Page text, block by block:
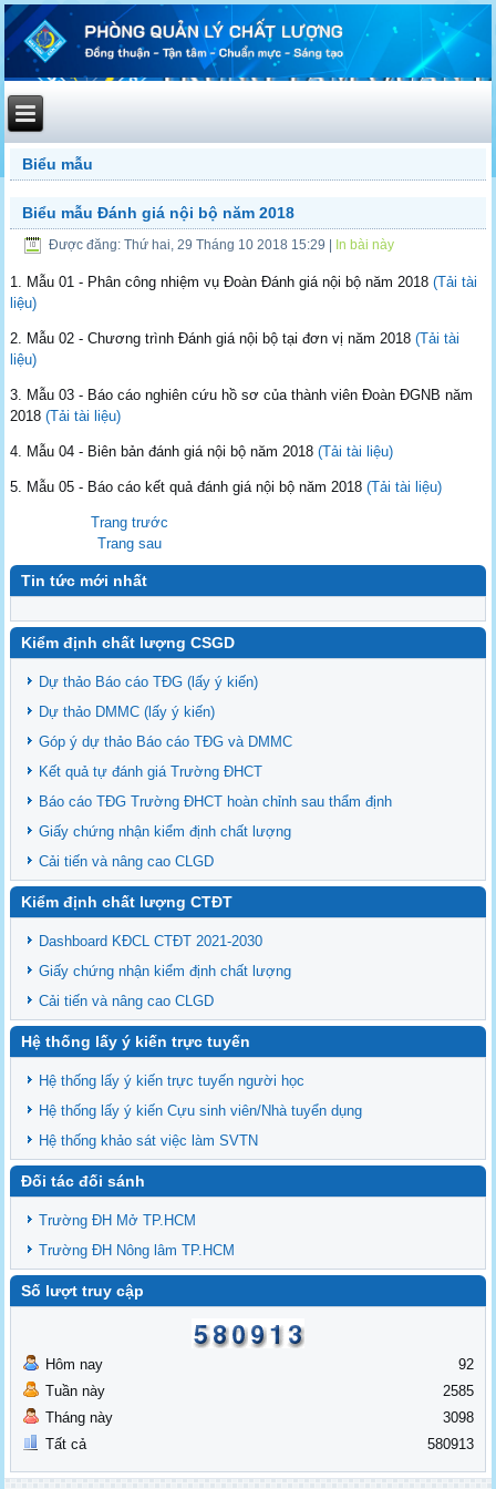
Biểu mẫu
Biểu mẫu Đánh giá nội bộ năm 2018
Được đăng: Thứ hai, 29 Tháng 10 2018 15:29 In bài này
1. Mẫu 01 - Phân công nhiệm vụ Đoàn Đánh giá nội bộ năm 2018(Tải tài
liệu)
2. Mẫu 02 - Chương trình Đánh giá nội bộ tại đơn vị năm 2018(Tải tài
liệu)
3. Mẫu 03 - Báo cáo nghiên cứu hồ sơ của thành viên Đoàn ĐGNB năm
2018(Tải tài liệu)
4. Mẫu 04 - Biên bản đánh giá nội bộ năm 2018(Tải tài liệu)
5. Mẫu 05 - Báo cáo kết quả đánh giá nội bộ năm 2018(Tải tài liệu)
Trang trước
Trang sau
Tin tức mới nhất
Kiểm định chất lượng CSGD
Dự thảo Báo cáo TĐG (lấy ý kiến)
Dự thảo DMMC (lấy ý kiến)
Góp ý dự thảo Báo cáo TĐG và DMMC
Kết quả tự đánh giá Trường ĐHCT
Báo cáo TĐG Trường ĐHCT hoàn chỉnh sau thẩm định
Giấy chứng nhận kiểm định chất lượng
Cải tiến và nâng cao CLGD
Kiểm định chất lượng CTĐT
Dashboard KĐCL CTĐT 2021-2030
Giấy chứng nhận kiểm định chất lượng
Cải tiến và nâng cao CLGD
Hệ thống lấy ý kiến trực tuyến
Hệ thống lấy ý kiến trực tuyến người học
Hệ thống lấy ý kiến Cựu sinh viên/Nhà tuyển dụng
Hệ thống khảo sát việc làm SVTN
Đối tác đối sánh
Trường ĐH Mở TP.HCM
Trường ĐH Nông lâm TP.HCM
Số lượt truy cập
Hôm nay
Tuần này
Tháng này
Tất cả
92
2585
3098
580913